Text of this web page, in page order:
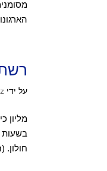
על ידי
חולון.